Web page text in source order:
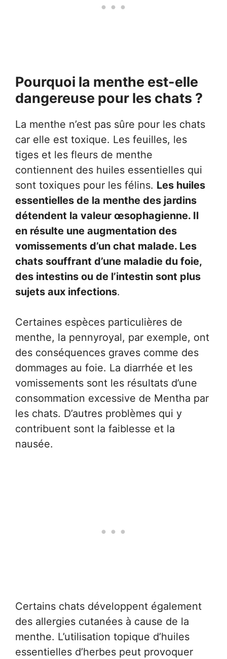
Pourquoi la menthe est-elle
dangereuse pour les chats ?
La menthe n’est pas sûre pour les chats
car elle est toxique. Les feuilles, les
tiges et les fleurs de menthe
contiennent des huiles essentielles qui
sont toxiques pour les félins. Les huiles
essentielles de la menthe des jardins
détendent la valeur œsophagienne. Il
en résulte une augmentation des
vomissements d’un chat malade. Les
chats souffrant d’une maladie du foie,
des intestins ou de l’intestin sont plus
sujets aux infections.
Certaines espèces particulières de
menthe, la pennyroyal, par exemple, ont
des conséquences graves comme des
dommages au foie. La diarrhée et les
vomissements sont les résultats d’une
consommation excessive de Mentha par
les chats. D’autres problèmes qui y
contribuent sont la faiblesse et la
nausée.
Certains chats développent également
des allergies cutanées à cause de la
menthe. L’utilisation topique d’huiles
essentielles d’herbes peut provoquer